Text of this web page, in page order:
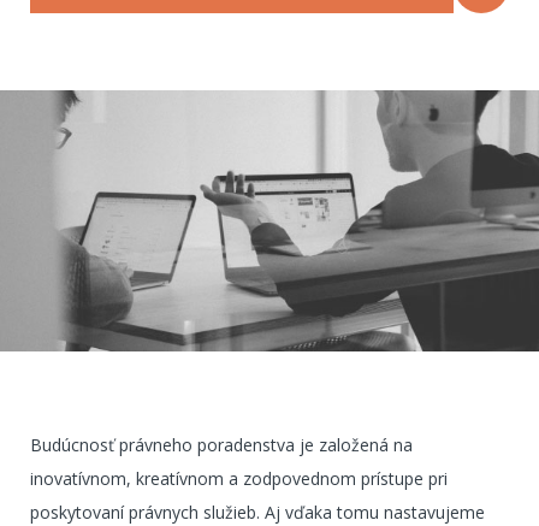
Budúcnosť právneho poradenstva je založená na
inovatívnom, kreatívnom a zodpovednom prístupe pri
poskytovaní právnych služieb. Aj vďaka tomu nastavujeme